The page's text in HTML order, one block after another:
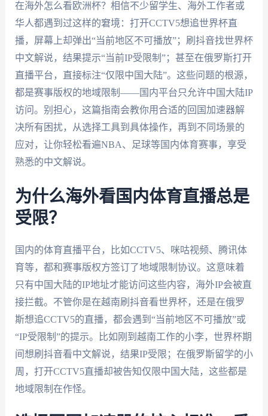
在海外怎么看欧洲杯？相信不少留学生、海外工作者或
华人都遇到过这样的窘境：打开CCTV5想追世界杯直
播，屏幕上却弹出“当前地区不可播放”；刷抖音找世界杯
中文解说，结果提示“当前IP受限制”；甚至在俄罗斯打开
直播平台，直接标注“仅限中国大陆”。这些问题的根源，
都是赛事版权的地域限制——国内平台只允许中国大陆IP
访问。别担心，这篇指南会教你用合适的回国加速器解
决所有困扰，从选择工具到具体操作，再到不同场景的
应对，让你轻松看遍NBA、足球等国内体育赛事，享受
熟悉的中文解说。
为什么海外看国内体育直播总是
受限？
国内的体育直播平台，比如CCTV5、咪咕视频、腾讯体
育等，都和赛事版权方签订了地域限制协议。这意味着
只有中国大陆的IP地址才能访问这些内容，海外IP会被直
接拦截。不管你是在越南刷抖音看世界杯，还是在俄罗
斯想追CCTV5的直播，都会遇到“当前地区不可播放”或
“IP受限制”的提示。比如刚到越南工作的小李，世界杯期
间想刷抖音看中文解说，结果IP受限；在俄罗斯留学的小
周，打开CCTV5直播却被告知仅限中国大陆，这些都是
地域限制在作怪。